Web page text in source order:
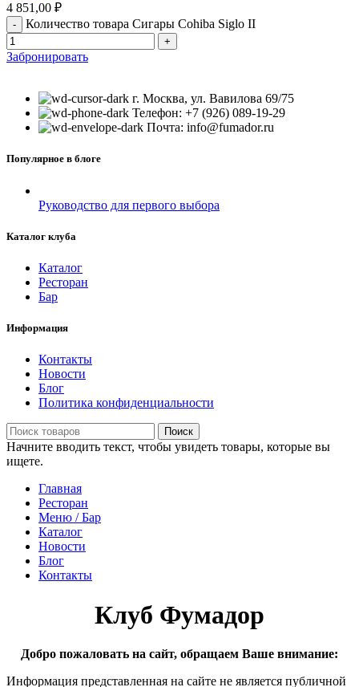
4 851,00 ₽
Количество товара Сигары Cohiba Siglo II
Забронировать
г. Москва, ул. Вавилова 69/75
Телефон: +7 (926) 089-19-29
Почта: info@fumador.ru
Популярное в блоге
Руководство для первого выбора
Каталог клуба
Каталог
Ресторан
Бар
Информация
Контакты
Новости
Блог
Политика конфиденциальности
Поиск
Начните вводить текст, чтобы увидеть товары, которые вы
ищете.
Главная
Ресторан
Меню / Бар
Каталог
Новости
Блог
Контакты
Клуб Фумадор
Добро пожаловать на сайт, обращаем Ваше внимание:
Информация представленная на сайте не является публичной